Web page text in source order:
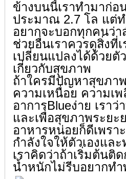
ข้างบนนี้เราทำมาก่
ประมาณ 2.7 โล แต่
อยากจะบอกทุกคนว่
ช่วยอื่นเราควรดูสิ่งที่
เปลี่ยนแปลงได้ด้วยตั
เกี่ยวกับสุขภาพ
ถ้าใครมีปัญหาสุขภา
ความเหนื่อย ความเ
อาการBlueง่าย เรา
และเพื่อสุขภาพระย
อาหารหน่อยก็ดีเพรา
กำลังใจให้ตัวเองแล
เราคิดว่าถ้าเริ่มต้นติ
น้ำหนักไม่รีบอยากท